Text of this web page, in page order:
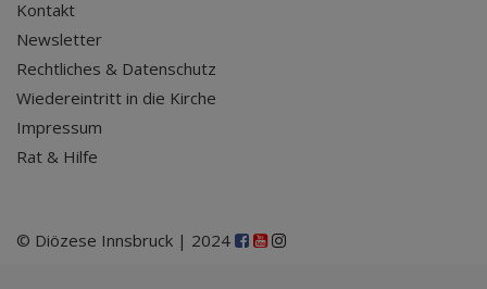
Kontakt
Newsletter
Rechtliches & Datenschutz
Wiedereintritt in die Kirche
Impressum
Rat & Hilfe
© Diözese Innsbruck | 2024